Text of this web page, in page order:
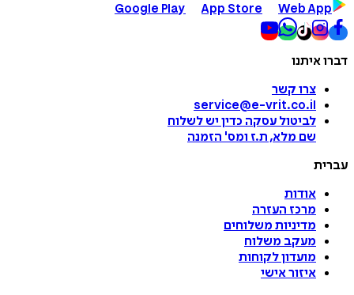
Google Play
App Store Web App
דברו איתנו
צרו קשר
service@e-vrit.co.il
לביטול עסקה כדין יש לשלוח
שם מלא, ת.ז ומס' הזמנה
עברית
אודות
מרכז העזרה
מדיניות משלוחים
מעקב משלוח
מועדון לקוחות
איזור אישי